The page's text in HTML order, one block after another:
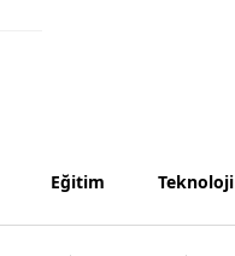
Eğitim Teknoloji